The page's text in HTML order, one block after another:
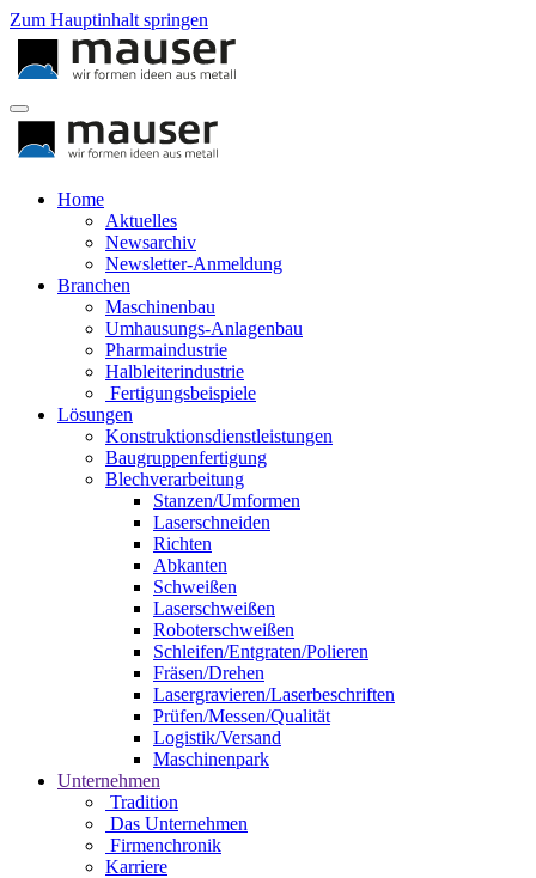
Zum Hauptinhalt springen
Home
Aktuelles
Newsarchiv
Newsletter-Anmeldung
Branchen
Maschinenbau
Umhausungs-Anlagenbau
Pharmaindustrie
Halbleiterindustrie
Fertigungsbeispiele
Lösungen
Konstruktionsdienstleistungen
Baugruppenfertigung
Blechverarbeitung
Stanzen/Umformen
Laserschneiden
Richten
Abkanten
Schweißen
Laserschweißen
Roboterschweißen
Schleifen/Entgraten/Polieren
Fräsen/Drehen
Lasergravieren/Laserbeschriften
Prüfen/Messen/Qualität
Logistik/Versand
Maschinenpark
Unternehmen
Tradition
Das Unternehmen
Firmenchronik
Karriere